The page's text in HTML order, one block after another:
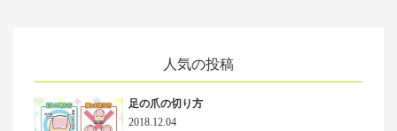
人気の投稿
足の爪の切り方
2018.12.04